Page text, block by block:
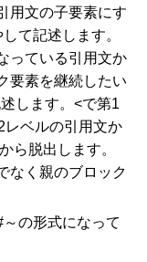
用文の子要素にす
て記述します。
っている引用文か
要素を継続したい
します。<で第1
レベルの引用文か
ら脱出します。
なく親のブロック
の形式になって